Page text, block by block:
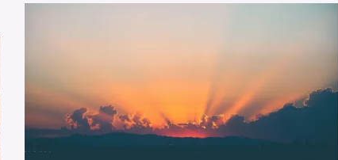
Press Esc to cancel.